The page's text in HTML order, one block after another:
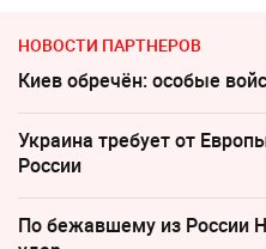
НОВОСТИ ПАРТНЕРОВ
Киев обречён: особые
Украина требует от
России
По бежавшему из России